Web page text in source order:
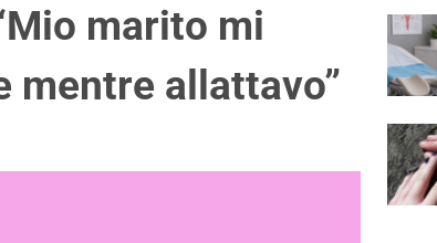
marito mi
mentre allattavo”